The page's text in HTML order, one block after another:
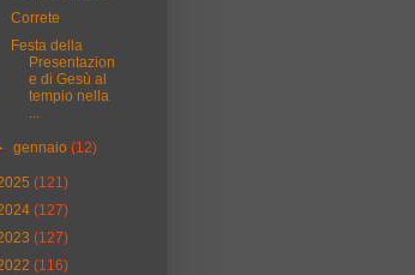
Correte
Festa della
Presentazion
e di Gesù al
tempio nella
...
gennaio(12)
(121)
(127)
(127)
(116)